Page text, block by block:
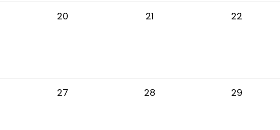
20 21 22
27 28 29